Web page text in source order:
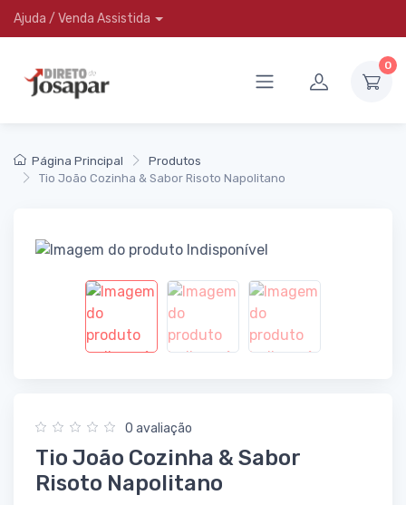
Ajuda / Venda Assistida
0
Página Principal
Produtos
Tio João Cozinha & Sabor Risoto Napolitano
0 avaliação
Tio João Cozinha & Sabor
Risoto Napolitano